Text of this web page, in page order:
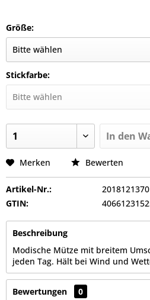
Größe:
Stickfarbe:
In den
Merken Bewerten
Artikel-Nr.:
GTIN:
Beschreibung
Modische Mütze mit breitem
jeden Tag. Hält bei Wind und
Bewertungen
0